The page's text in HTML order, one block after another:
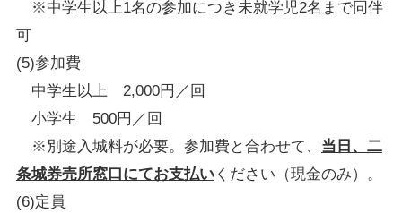
※中学生以上1名の参加につき未就学児2名まで同伴
可
(5)参加費
中学生以上 2,000円／回
小学生 500円／回
※別途入城料が必要。参加費と合わせて、 当日、二
条城券売所窓口にてお支払いください（現金のみ）。
(6)定員